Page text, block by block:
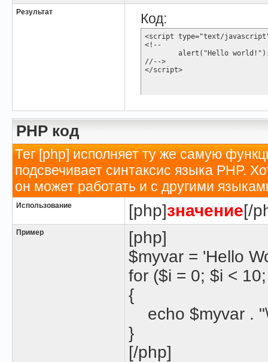
Результат Код:
<script type="text/
<!--
//-->
</script>
PHP код
Тег [php] исполняет ту же самую
подсвечивает синтаксис языка PHP.
он может работать и с другими
Использование [php]значение[/
Пример
[php]
$myvar = 'Hello
for ($i = 0; $i <
{
echo $myvar .
}
[/php]